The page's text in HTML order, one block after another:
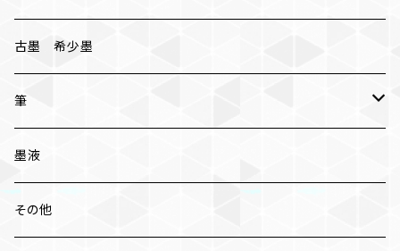
古墨 希少墨
筆
小筆
中筆
墨液
その他